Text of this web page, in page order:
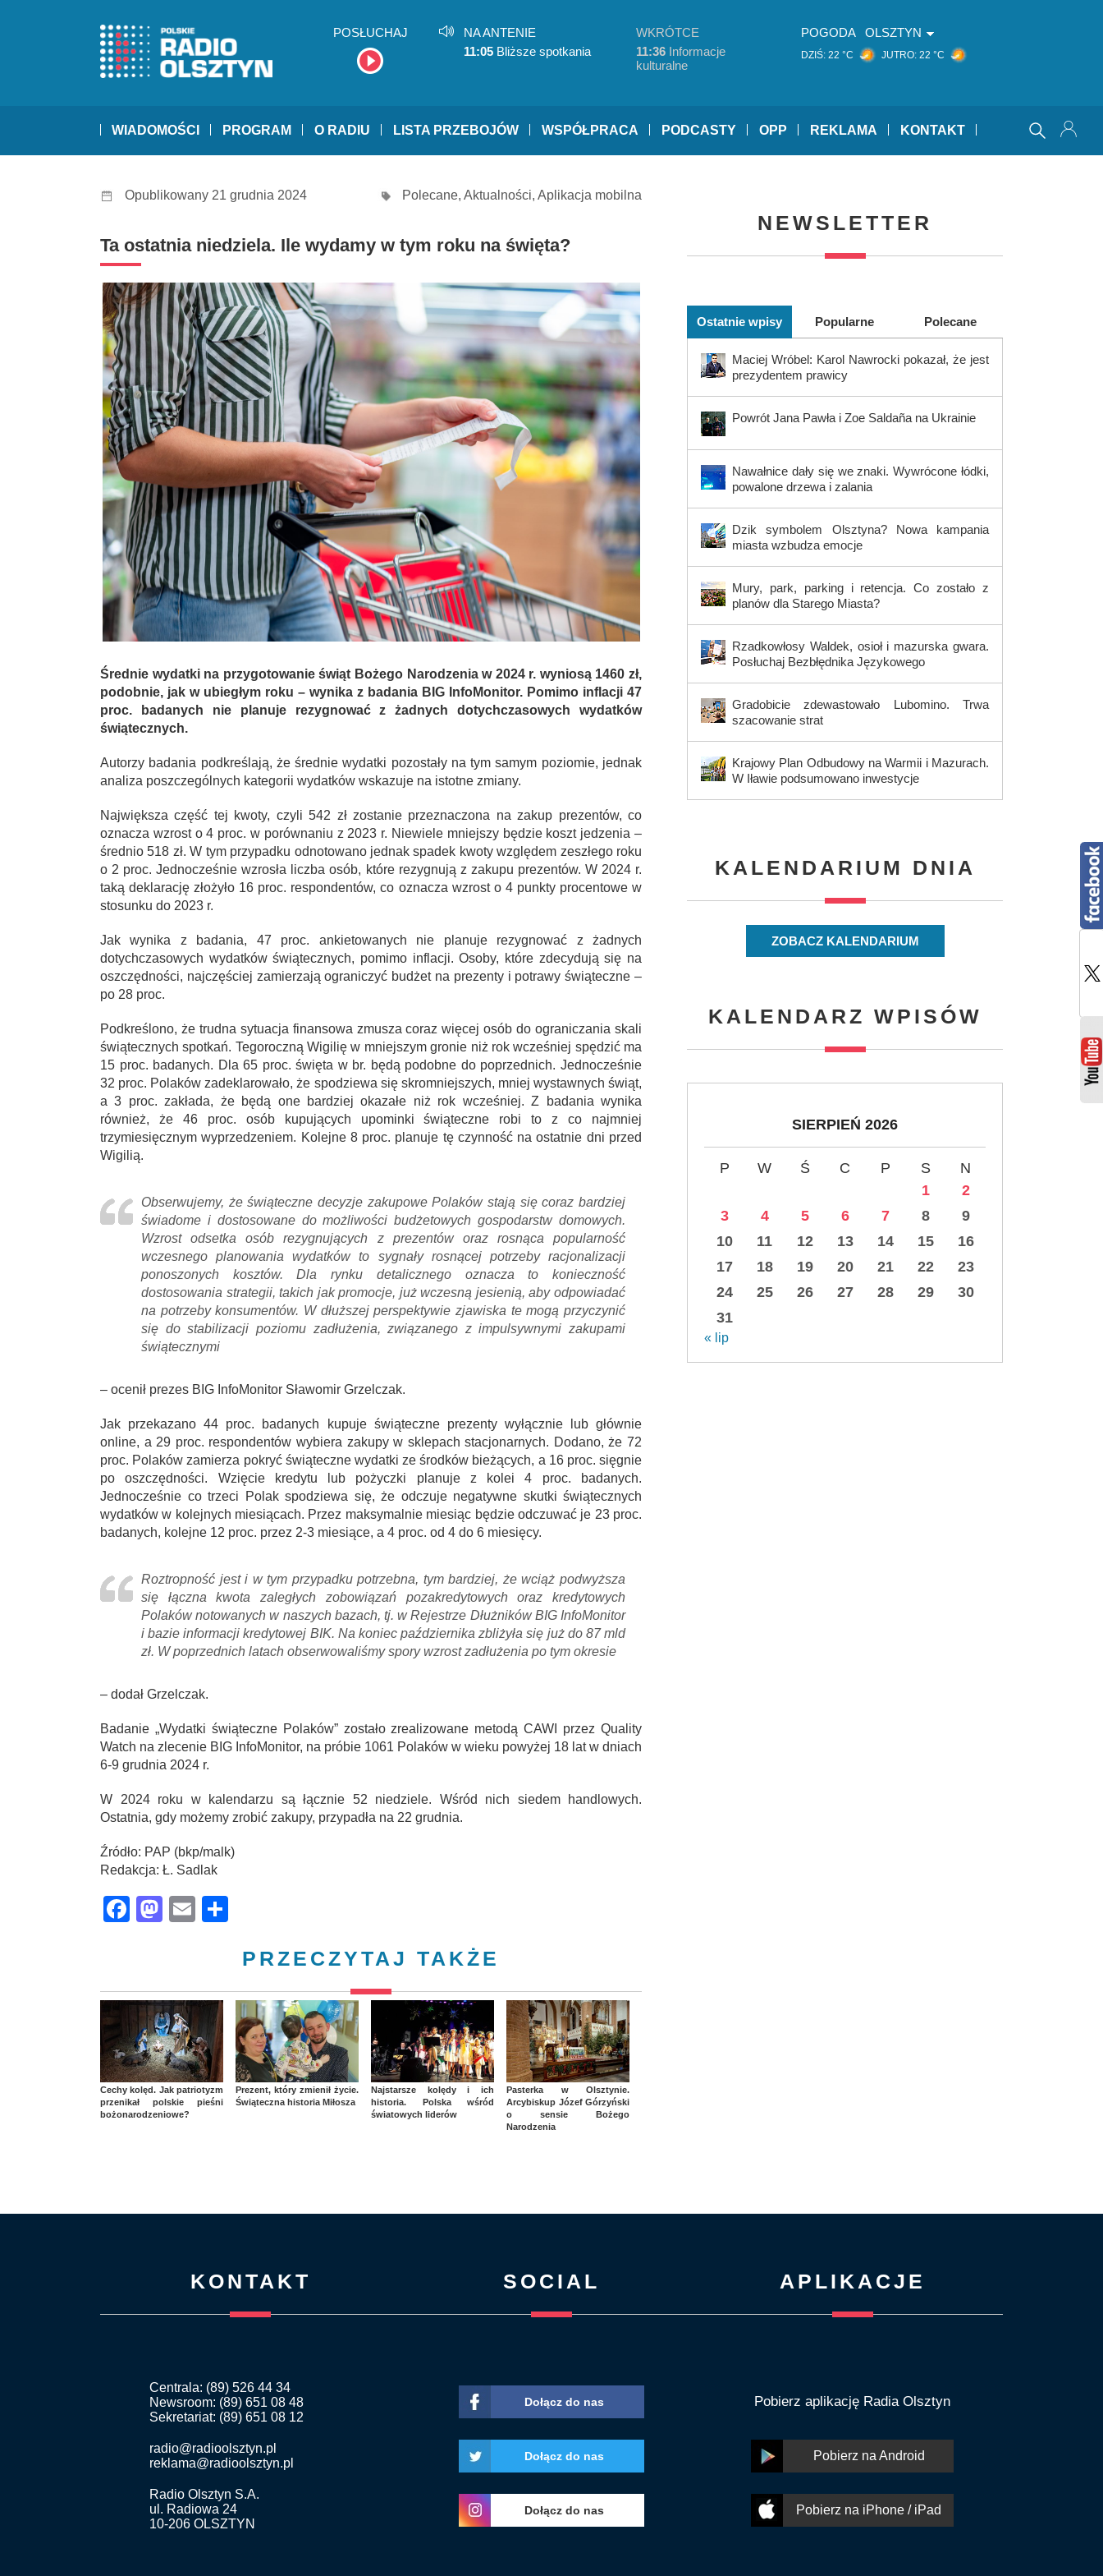
POSŁUCHAJ
NA ANTENIE
11:05 Bliższe spotkania
WKRÓTCE
11:36 Informacje
kulturalne
POGODA OLSZTYN
DZIŚ: 22 °C JUTRO: 22 °C
WIADOMOŚCI PROGRAM O RADIU LISTA PRZEBOJÓW WSPÓŁPRACA PODCASTY OPP REKLAMA KONTAKT
Opublikowany 21 grudnia 2024 Polecane, Aktualności, Aplikacja mobilna
Ta ostatnia niedziela. Ile wydamy w tym roku na święta?
Średnie wydatki na przygotowanie świąt Bożego Narodzenia w 2024 r. wyniosą 1460 zł,
podobnie, jak w ubiegłym roku – wynika z badania BIG InfoMonitor. Pomimo inflacji 47
proc. badanych nie planuje rezygnować z żadnych dotychczasowych wydatków
świątecznych.
Autorzy badania podkreślają, że średnie wydatki pozostały na tym samym poziomie, jednak
analiza poszczególnych kategorii wydatków wskazuje na istotne zmiany.
Największa część tej kwoty, czyli 542 zł zostanie przeznaczona na zakup prezentów, co
oznacza wzrost o 4 proc. w porównaniu z 2023 r. Niewiele mniejszy będzie koszt jedzenia –
średnio 518 zł. W tym przypadku odnotowano jednak spadek kwoty względem zeszłego roku
o 2 proc. Jednocześnie wzrosła liczba osób, które rezygnują z zakupu prezentów. W 2024 r.
taką deklarację złożyło 16 proc. respondentów, co oznacza wzrost o 4 punkty procentowe w
stosunku do 2023 r.
Jak wynika z badania, 47 proc. ankietowanych nie planuje rezygnować z żadnych
dotychczasowych wydatków świątecznych, pomimo inflacji. Osoby, które zdecydują się na
oszczędności, najczęściej zamierzają ograniczyć budżet na prezenty i potrawy świąteczne –
po 28 proc.
Podkreślono, że trudna sytuacja finansowa zmusza coraz więcej osób do ograniczania skali
świątecznych spotkań. Tegoroczną Wigilię w mniejszym gronie niż rok wcześniej spędzić ma
15 proc. badanych. Dla 65 proc. święta w br. będą podobne do poprzednich. Jednocześnie
32 proc. Polaków zadeklarowało, że spodziewa się skromniejszych, mniej wystawnych świąt,
a 3 proc. zakłada, że będą one bardziej okazałe niż rok wcześniej. Z badania wynika
również, że 46 proc. osób kupujących upominki świąteczne robi to z co najmniej
trzymiesięcznym wyprzedzeniem. Kolejne 8 proc. planuje tę czynność na ostatnie dni przed
Wigilią.
Obserwujemy, że świąteczne decyzje zakupowe Polaków stają się coraz bardziej
świadome i dostosowane do możliwości budżetowych gospodarstw domowych.
Wzrost odsetka osób rezygnujących z prezentów oraz rosnąca popularność
wczesnego planowania wydatków to sygnały rosnącej potrzeby racjonalizacji
ponoszonych kosztów. Dla rynku detalicznego oznacza to konieczność
dostosowania strategii, takich jak promocje, już wczesną jesienią, aby odpowiadać
na potrzeby konsumentów. W dłuższej perspektywie zjawiska te mogą przyczynić
się do stabilizacji poziomu zadłużenia, związanego z impulsywnymi zakupami
świątecznymi
– ocenił prezes BIG InfoMonitor Sławomir Grzelczak.
Jak przekazano 44 proc. badanych kupuje świąteczne prezenty wyłącznie lub głównie
online, a 29 proc. respondentów wybiera zakupy w sklepach stacjonarnych. Dodano, że 72
proc. Polaków zamierza pokryć świąteczne wydatki ze środków bieżących, a 16 proc. sięgnie
po oszczędności. Wzięcie kredytu lub pożyczki planuje z kolei 4 proc. badanych.
Jednocześnie co trzeci Polak spodziewa się, że odczuje negatywne skutki świątecznych
wydatków w kolejnych miesiącach. Przez maksymalnie miesiąc będzie odczuwać je 23 proc.
badanych, kolejne 12 proc. przez 2-3 miesiące, a 4 proc. od 4 do 6 miesięcy.
Roztropność jest i w tym przypadku potrzebna, tym bardziej, że wciąż podwyższa
się łączna kwota zaległych zobowiązań pozakredytowych oraz kredytowych
Polaków notowanych w naszych bazach, tj. w Rejestrze Dłużników BIG InfoMonitor
i bazie informacji kredytowej BIK. Na koniec października zbliżyła się już do 87 mld
zł. W poprzednich latach obserwowaliśmy spory wzrost zadłużenia po tym okresie
– dodał Grzelczak.
Badanie „Wydatki świąteczne Polaków” zostało zrealizowane metodą CAWI przez Quality
Watch na zlecenie BIG InfoMonitor, na próbie 1061 Polaków w wieku powyżej 18 lat w dniach
6-9 grudnia 2024 r.
W 2024 roku w kalendarzu są łącznie 52 niedziele. Wśród nich siedem handlowych.
Ostatnia, gdy możemy zrobić zakupy, przypadła na 22 grudnia.
Źródło: PAP (bkp/malk)
Redakcja: Ł. Sadlak
Facebook
Mastodon
Email
PRZECZYTAJ TAKŻE
Cechy kolęd. Jak patriotyzm
przenikał polskie pieśni
bożonarodzeniowe?
Prezent, który zmienił życie.
Świąteczna historia Miłosza
Najstarsze kolędy i ich
historia. Polska wśród
światowych liderów
Pasterka w Olsztynie.
Arcybiskup Józef Górzyński
o sensie Bożego
Narodzenia
NEWSLETTER
Ostatnie wpisy Popularne Polecane
Maciej Wróbel: Karol Nawrocki pokazał, że jest
prezydentem prawicy
Powrót Jana Pawła i Zoe Saldaña na Ukrainie
Nawałnice dały się we znaki. Wywrócone łódki,
powalone drzewa i zalania
Dzik symbolem Olsztyna? Nowa kampania
miasta wzbudza emocje
Mury, park, parking i retencja. Co zostało z
planów dla Starego Miasta?
Rzadkowłosy Waldek, osioł i mazurska gwara.
Posłuchaj Bezbłędnika Językowego
Gradobicie zdewastowało Lubomino. Trwa
szacowanie strat
Krajowy Plan Odbudowy na Warmii i Mazurach.
W Iławie podsumowano inwestycje
KALENDARIUM DNIA
ZOBACZ KALENDARIUM
KALENDARZ WPISÓW
SIERPIEŃ 2026
P W Ś C P S
N
1
2
3
4 5 6 7 8
9
10
11 12 13 14 15
16
17
18 19 20 21 22
23
24
25 26 27 28 29
30
31
« lip
KONTAKT
Centrala: (89) 526 44 34
Newsroom: (89) 651 08 48
Sekretariat: (89) 651 08 12
radio@radioolsztyn.pl
reklama@radioolsztyn.pl
Radio Olsztyn S.A.
ul. Radiowa 24
10-206 OLSZTYN
SOCIAL
Dołącz do nas
Dołącz do nas
Dołącz do nas
APLIKACJE
Pobierz aplikację Radia Olsztyn
Pobierz na Android
Pobierz na iPhone / iPad